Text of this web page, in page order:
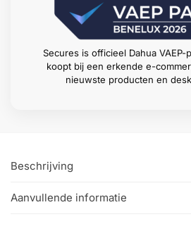
Secures is officieel Dahua
koopt bij een erkende e-
nieuwste producten en
Beschrijving
Aanvullende informatie